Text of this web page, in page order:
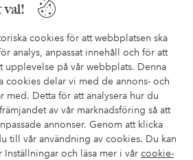
val!
cookies för att webbplatsen ska
analys, anpassat innehåll och för att
upplevelse på vår webbplats. Denna
cookies delar vi med de annons- och
med. Detta för att analysera hur du
av vår marknadsföring så att
annonser. Genom att klicka
till vår användning av cookies. Du kan
Inställningar och läsa mer i vår cookie-
på de vanligaste frågorna. Här finns
du enklast kontaktar oss.
Beställning Betalsätt